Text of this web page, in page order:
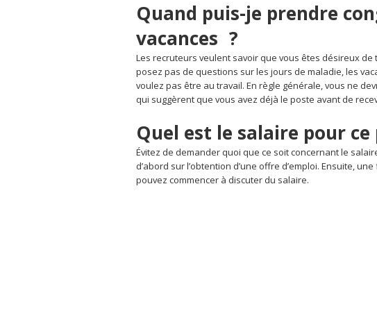
Quand puis-je prendre
vacances ?
Les recruteurs veulent savoir que vous êtes désireux
posez pas de questions sur les jours de maladie, les
voulez pas être au travail. En règle générale, vous ne
qui suggèrent que vous avez déjà le poste avant de
Quel est le salaire pour ce
Évitez de demander quoi que ce soit concernant le
d’abord sur l’obtention d’une offre d’emploi. Ensuite,
pouvez commencer à discuter du salaire.